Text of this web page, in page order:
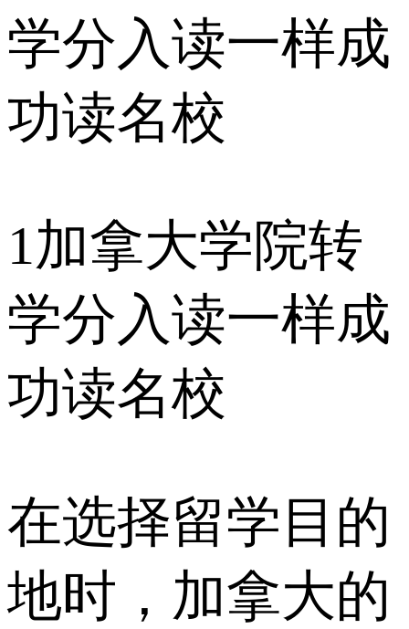
1加拿大学院转
学分入读一样成
功读名校
在选择留学目的
地时，加拿大的